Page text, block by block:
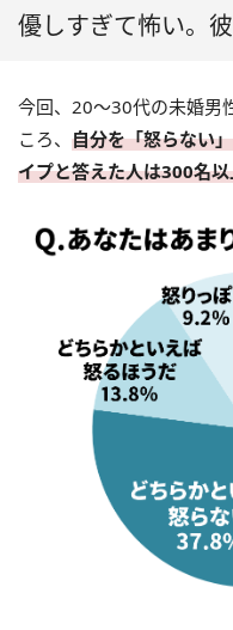
優しすぎて怖い。
今回、20～30代の未婚男
ころ、 自分を「怒らない
イプと答えた人は300名